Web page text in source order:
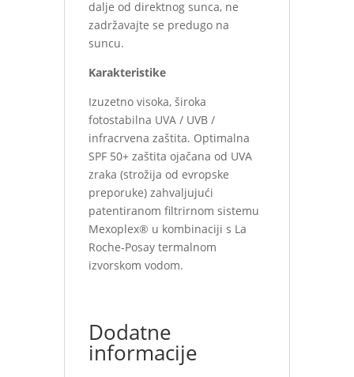
dalje od direktnog sunca, ne
zadržavajte se predugo na
suncu.
Karakteristike
Izuzetno visoka, široka
fotostabilna UVA / UVB /
infracrvena zaštita. Optimalna
SPF 50+ zaštita ojačana od UVA
zraka (strožija od evropske
preporuke) zahvaljujući
patentiranom filtrirnom sistemu
Mexoplex® u kombinaciji s La
Roche-Posay termalnom
izvorskom vodom.
Dodatne
informacije